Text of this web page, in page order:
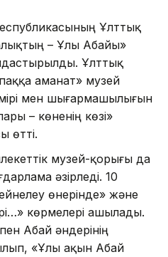
Ұлттық
– Ұлы Абайы»
Ұлттық
аманат» музей
мен шығармашылығын
– көненің көзі»
өтті.
музей-қорығы да
әзірледі. 10
өнерінде» және
көрмелері ашылады.
Абай әндерінің
«Ұлы ақын Абай